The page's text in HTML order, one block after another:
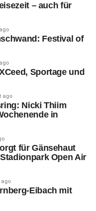
– auch für
Festival of
Sportage und
ago
Nicki Thiim
in
für Gänsehaut
Open Air
ago
Eibach mit